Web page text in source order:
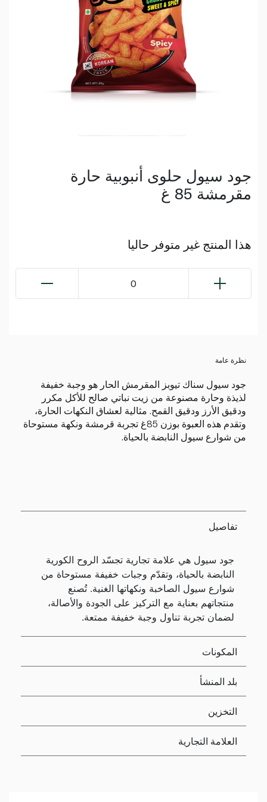
جود سيول حلوى أنبوبية حارة
مقرمشة 85 غ
هذا المنتج غير متوفر حاليا
0
نظرة عامة
جود سيول سناك تيوبز المقرمش الحار هو وجبة خفيفة
لذيذة وحارة مصنوعة من زيت نباتي صالح للأكل مكرر
ودقيق الأرز ودقيق القمح. مثالية لعشاق النكهات الحارة،
وتقدم هذه العبوة بوزن 85غ تجربة قرمشة ونكهة مستوحاة
من شوارع سيول النابضة بالحياة.
تفاصيل
جود سيول هي علامة تجارية تجسّد الروح الكورية
النابضة بالحياة، وتقدّم وجبات خفيفة مستوحاة من
شوارع سيول الصاخبة ونكهاتها الغنية. تُصنع
منتجاتهم بعناية مع التركيز على الجودة والأصالة،
لضمان تجربة تناول وجبة خفيفة ممتعة.
المكونات
بلد المنشأ
التخزين
العلامة التجارية